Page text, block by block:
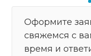
Оформите
свяжемся с
время и